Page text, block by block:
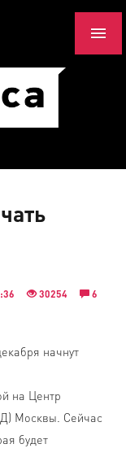
30254 6
начнут
на Центр
Москвы. Сейчас
будет